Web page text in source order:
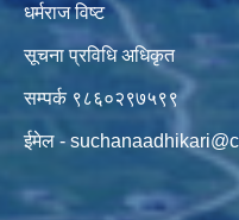
धर्मराज विष्ट
सूचना प्रविधि अधिकृत
सम्पर्क ९८६०२९७५९९
ईमेल -